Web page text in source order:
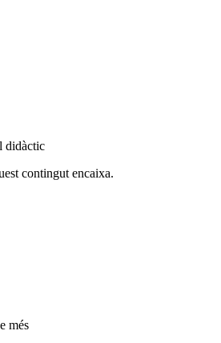
didàctic
contingut encaixa.
més